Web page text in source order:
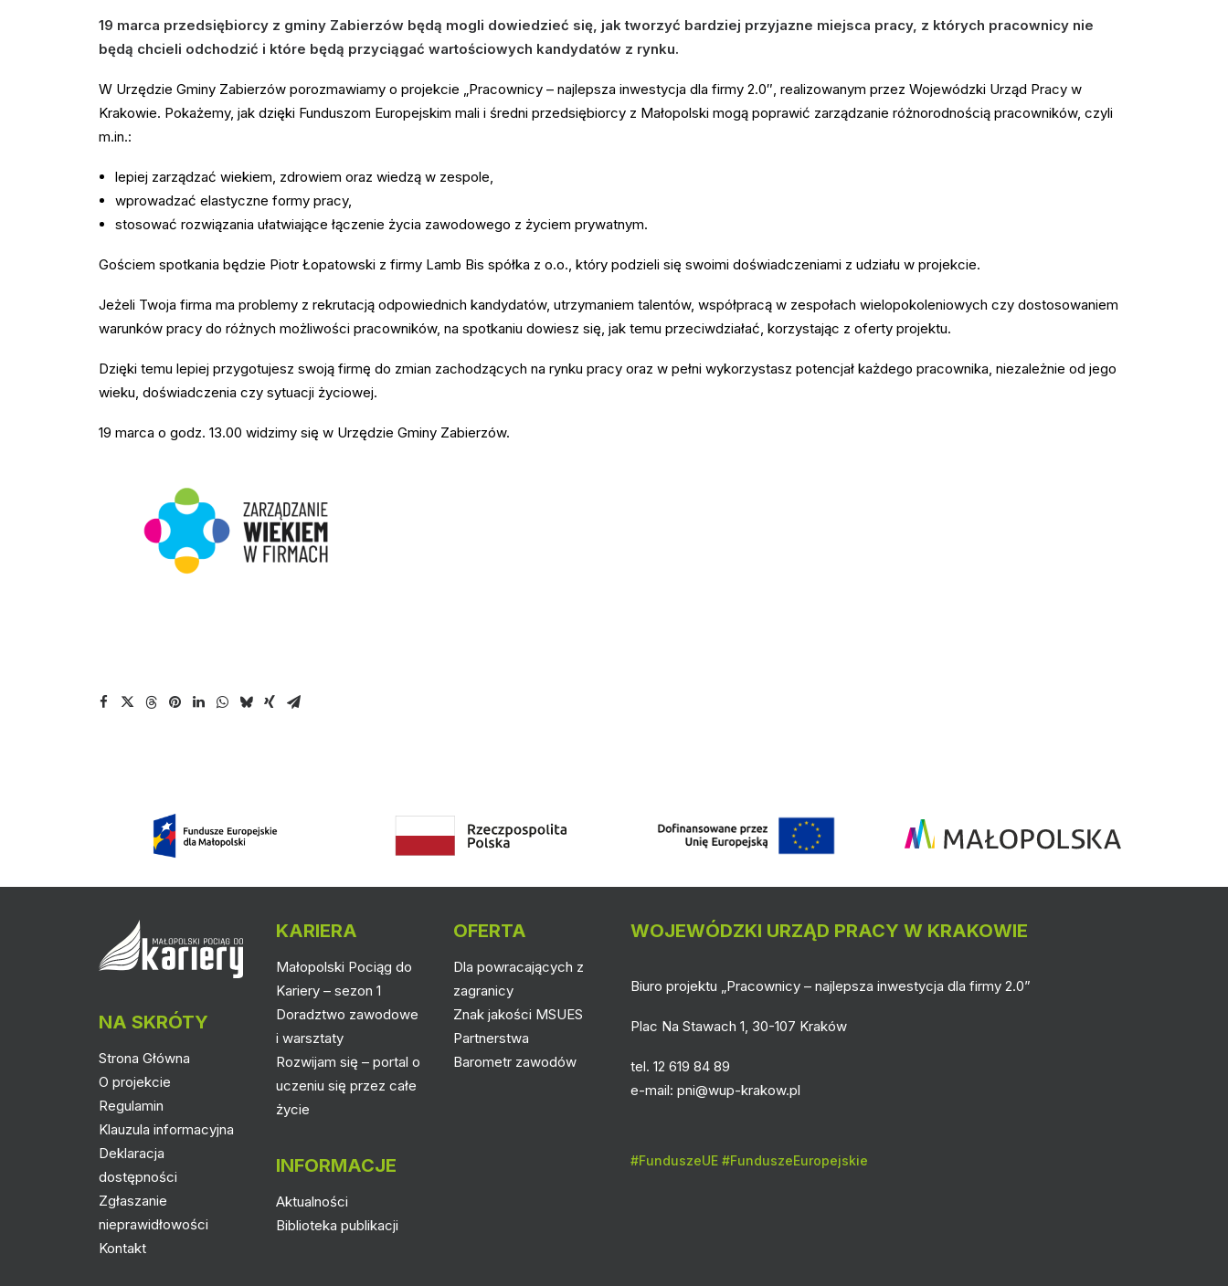
19 marca przedsiębiorcy z gminy Zabierzów będą mogli dowiedzieć się, jak tworzyć bardziej przyjazne miejsca pracy, z których pracownicy nie
będą chcieli odchodzić i które będą przyciągać wartościowych kandydatów z rynku.
W Urzędzie Gminy Zabierzów porozmawiamy o projekcie „Pracownicy – najlepsza inwestycja dla firmy 2.0″, realizowanym przez Wojewódzki Urząd Pracy w
Krakowie. Pokażemy, jak dzięki Funduszom Europejskim mali i średni przedsiębiorcy z Małopolski mogą poprawić zarządzanie różnorodnością pracowników, czyli
m.in.:
lepiej zarządzać wiekiem, zdrowiem oraz wiedzą w zespole,
wprowadzać elastyczne formy pracy,
stosować rozwiązania ułatwiające łączenie życia zawodowego z życiem prywatnym.
Gościem spotkania będzie Piotr Łopatowski z firmy Lamb Bis spółka z o.o., który podzieli się swoimi doświadczeniami z udziału w projekcie.
Jeżeli Twoja firma ma problemy z rekrutacją odpowiednich kandydatów, utrzymaniem talentów, współpracą w zespołach wielopokoleniowych czy dostosowaniem
warunków pracy do różnych możliwości pracowników, na spotkaniu dowiesz się, jak temu przeciwdziałać, korzystając z oferty projektu.
Dzięki temu lepiej przygotujesz swoją firmę do zmian zachodzących na rynku pracy oraz w pełni wykorzystasz potencjał każdego pracownika, niezależnie od jego
wieku, doświadczenia czy sytuacji życiowej.
19 marca o godz. 13.00 widzimy się w Urzędzie Gminy Zabierzów.
NA SKRÓTY
Strona Główna
O projekcie
Regulamin
Klauzula informacyjna
Deklaracja
dostępności
Zgłaszanie
nieprawidłowości
Kontakt
KARIERA
Małopolski Pociąg do
Kariery – sezon 1
Doradztwo zawodowe
i warsztaty
Rozwijam się – portal o
uczeniu się przez całe
życie
INFORMACJE
Aktualności
Biblioteka publikacji
OFERTA
Dla powracających z
zagranicy
Znak jakości MSUES
Partnerstwa
Barometr zawodów
WOJEWÓDZKI URZĄD PRACY W KRAKOWIE
Biuro projektu „Pracownicy – najlepsza inwestycja dla firmy 2.0”
Plac Na Stawach 1, 30-107 Kraków
tel. 12 619 84 89
e-mail: pni@wup-krakow.pl
#FunduszeUE #FunduszeEuropejskie